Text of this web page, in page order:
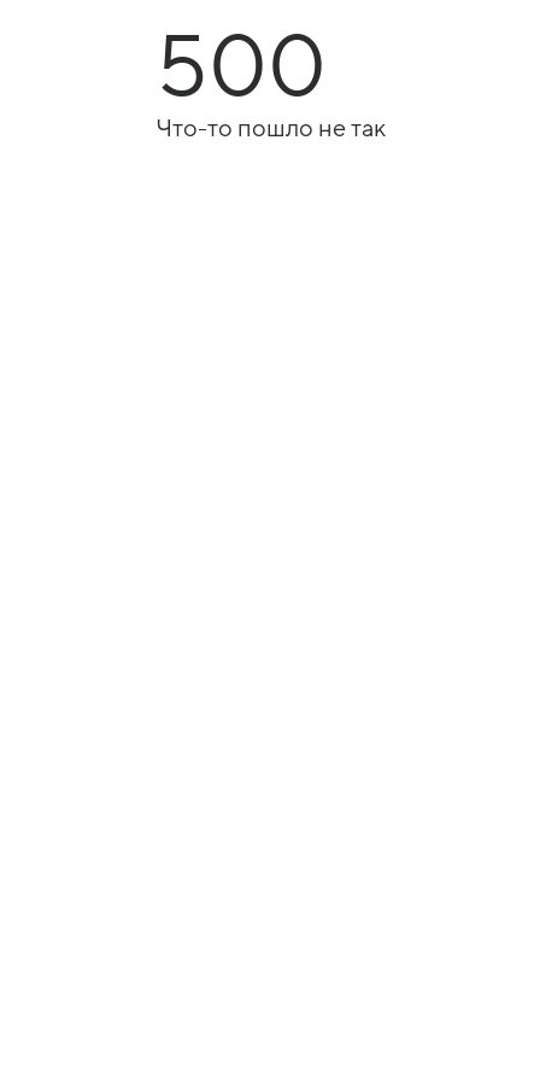
500
Что-то пошло не так